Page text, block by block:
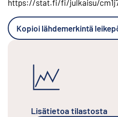
https://stat.fi/fi/julkaisu/
Kopioi lähdemerkintä
Lisätietoa tilastosta